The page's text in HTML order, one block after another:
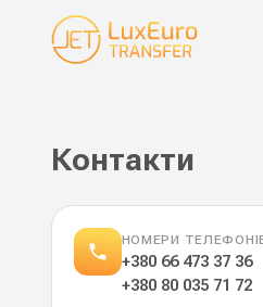
Контакти
НОМЕРИ
+380 66 473 37 36
+380 80 035 71 72